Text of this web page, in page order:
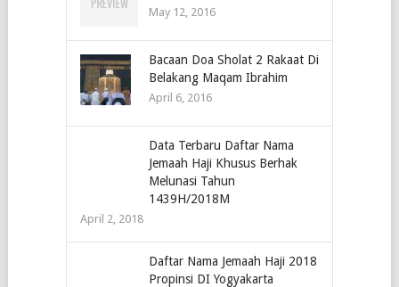
May 12, 2016
Bacaan Doa Sholat 2 Rakaat Di
Belakang Maqam Ibrahim
April 6, 2016
Data Terbaru Daftar Nama
Jemaah Haji Khusus Berhak
Melunasi Tahun
1439H/2018M
April 2, 2018
Daftar Nama Jemaah Haji 2018
Propinsi DI Yogyakarta